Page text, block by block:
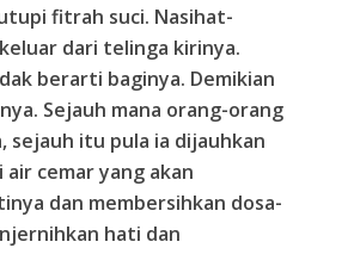
fitrah suci. Nasihat-
dari telinga kirinya.
berarti baginya. Demikian
Sejauh mana orang-orang
sejauh itu pula ia dijauhkan
cemar yang akan
dan membersihkan dosa-
hati dan